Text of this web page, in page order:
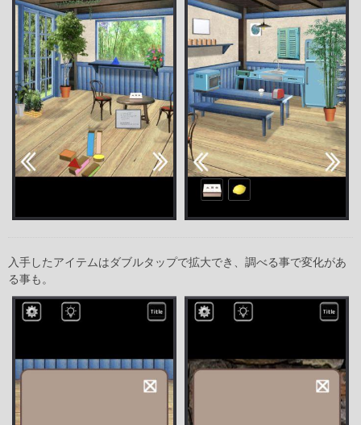
入手したアイテムはダブルタップで拡大でき、調べる事で変化があ
る事も。